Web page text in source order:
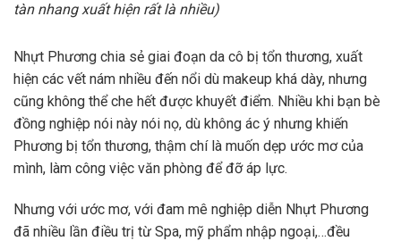
tàn nhang xuất hiện rất là nhiều)
Nhựt Phương chia sẻ giai đoạn da cô bị tổn thương, xuất
hiện các vết nám nhiều đến nổi dù makeup khá dày, nhưng
cũng không thể che hết được khuyết điểm. Nhiều khi bạn bè
đồng nghiệp nói này nói nọ, dù không ác ý nhưng khiến
Phương bị tổn thương, thậm chí là muốn dẹp ước mơ của
mình, làm công việc văn phòng để đỡ áp lực.
Nhưng với ước mơ, với đam mê nghiệp diễn Nhựt Phương
đã nhiều lần điều trị từ Spa, mỹ phẩm nhập ngoại,…đều